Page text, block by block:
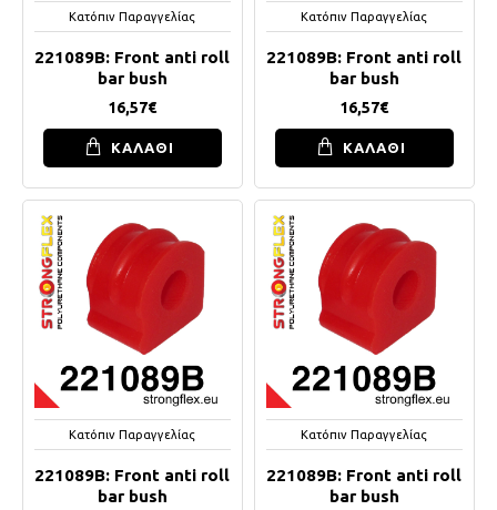
Κατόπιν Παραγγελίας
221089B: Front anti roll
bar bush
16,57€
ΚΑΛΑΘΙ
Κατόπιν Παραγγελίας
221089B: Front anti roll
bar bush
16,57€
ΚΑΛΑΘΙ
Κατόπιν Παραγγελίας
221089B: Front anti roll
bar bush
Κατόπιν Παραγγελίας
221089B: Front anti roll
bar bush